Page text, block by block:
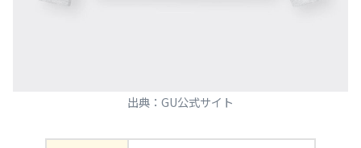
出典：GU公式サイト